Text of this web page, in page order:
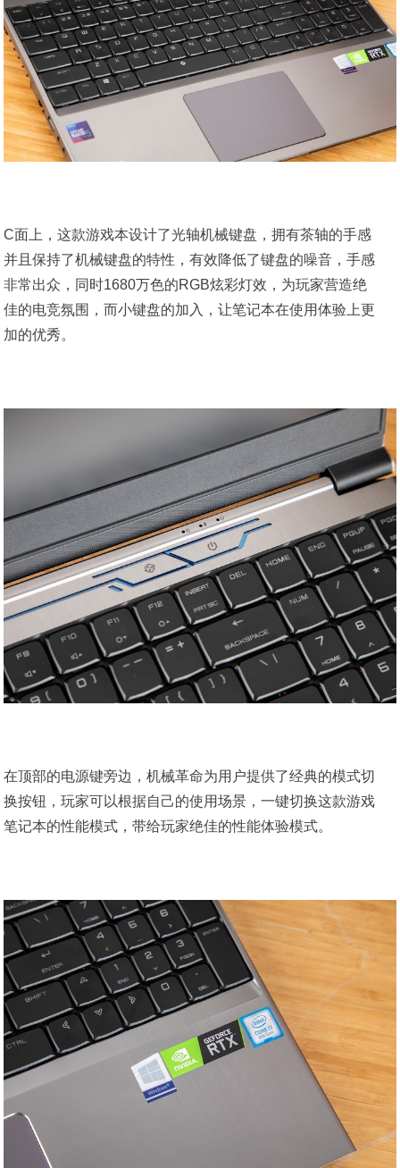
C面上，这款游戏本设计了光轴机械键盘，拥有茶轴的手感
并且保持了机械键盘的特性，有效降低了键盘的噪音，手感
非常出众，同时1680万色的RGB炫彩灯效，为玩家营造绝
佳的电竞氛围，而小键盘的加入，让笔记本在使用体验上更
加的优秀。
在顶部的电源键旁边，机械革命为用户提供了经典的模式切
换按钮，玩家可以根据自己的使用场景，一键切换这款游戏
笔记本的性能模式，带给玩家绝佳的性能体验模式。